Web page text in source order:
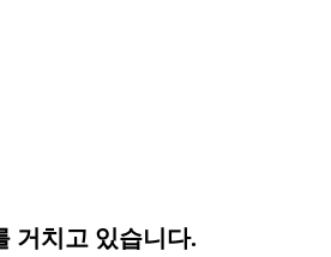
거치고 있습니다.